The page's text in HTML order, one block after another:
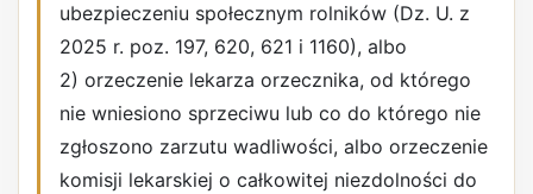
ubezpieczeniu społecznym rolników (Dz. U. z
2025 r. poz. 197, 620, 621 i 1160), albo
2) orzeczenie lekarza orzecznika, od którego
nie wniesiono sprzeciwu lub co do którego nie
zgłoszono zarzutu wadliwości, albo orzeczenie
komisji lekarskiej o całkowitej niezdolności do